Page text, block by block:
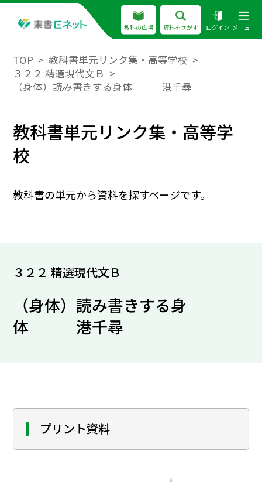
教科の広場 資料をさがす ログイン メニュー
TOP
教科書単元リンク集・高等学校
３２２ 精選現代文Ｂ
（身体）読み書きする身体 港千尋
教科書単元リンク集・高等学
校
教科書の単元から資料を探すページです。
３２２ 精選現代文Ｂ
（身体）読み書きする身
体 港千尋
プリント資料